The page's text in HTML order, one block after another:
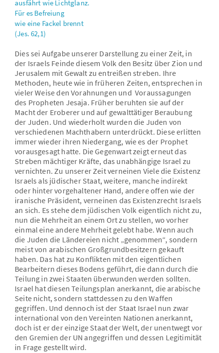
ausfährt wie Lichtglanz.
Für es Befreiung
wie eine Fackel brennt
(Jes. 62,1)
Dies sei Aufgabe unserer Darstellung zu einer Zeit, in
der Israels Feinde diesem Volk den Besitz über Zion und
Jerusalem mit Gewalt zu entreißen streben. Ihre
Methoden, heute wie in früheren Zeiten, entsprechen in
vieler Weise den Vorahnungen und Voraussagungen
des Propheten Jesaja. Früher beruhten sie auf der
Macht der Eroberer und auf gewalttätiger Beraubung
der Juden. Und wiederholt wurden die Juden von
verschiedenen Machthabern unterdrückt. Diese erlitten
immer wieder ihren Niedergang, wie es der Prophet
vorausgesagt hatte. Die Gegenwart zeigt erneut das
Streben mächtiger Kräfte, das unabhängige Israel zu
vernichten. Zu unserer Zeit verneinen Viele die Existenz
Israels als jüdischer Staat, weitere, manche indirekt
oder hinter vorgehaltener Hand, andere offen wie der
iranische Präsident, verneinen das Existenzrecht Israels
an sich. Es stehe dem jüdischen Volk eigentlich nicht zu,
nun die Mehrheit an einem Ort zu stellen, wo vorher
einmal eine andere Mehrheit gelebt habe. Wenn auch
die Juden die Ländereien nicht „genommen“, sondern
meist von arabischen Großgrundbesitzern gekauft
haben. Das hat zu Konflikten mit den eigentlichen
Bearbeitern dieses Bodens geführt, die dann durch die
Teilung in zwei Staaten überwunden werden sollten.
Israel hat diesen Teilungsplan anerkannt, die arabische
Seite nicht, sondern stattdessen zu den Waffen
gegriffen. Und dennoch ist der Staat Israel nun zwar
international von den Vereinten Nationen anerkannt,
doch ist er der einzige Staat der Welt, der unentwegt vor
den Gremien der UN angegriffen und dessen Legitimität
in Frage gestellt wird.